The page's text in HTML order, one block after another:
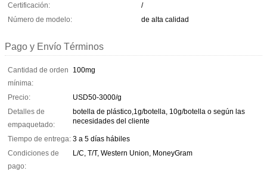
Certificación:
/
Número de modelo:
de alta calidad
Pago y Envío Términos
Cantidad de orden
mínima:
100mg
Precio:
USD50-3000/g
Detalles de
empaquetado:
botella de plástico,1g/botella, 10g/botella o según las
necesidades del cliente
Tiempo de entrega: 3 a 5 días hábiles
Condiciones de
pago:
L/C, T/T, Western Union, MoneyGram